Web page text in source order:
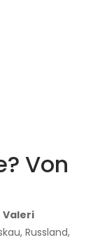
Von
Valeri
Russland,